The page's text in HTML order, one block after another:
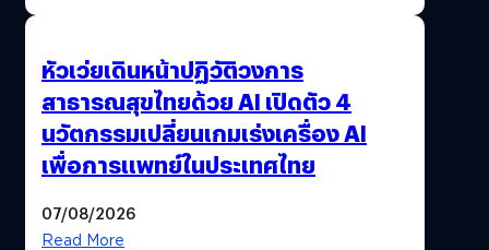
หัวเว่ยเดินหน้าปฏิวัติวงการ
สาธารณสุขไทยด้วย AI เปิดตัว 4
นวัตกรรมเปลี่ยนเกมเร่งเครื่อง AI
เพื่อการแพทย์ในประเทศไทย
07/08/2026
Read More